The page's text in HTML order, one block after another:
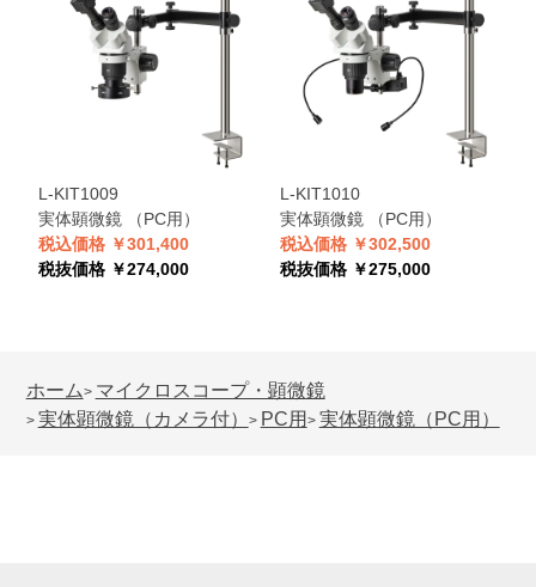
L-KIT1009
実体顕微鏡 （PC用）
税込価格 ￥301,400
税抜価格 ￥274,000
L-KIT1010
実体顕微鏡 （PC用）
税込価格 ￥302,500
税抜価格 ￥275,000
ホーム> マイクロスコープ・顕微鏡
> 実体顕微鏡（カメラ付） > PC用> 実体顕微鏡（PC用）